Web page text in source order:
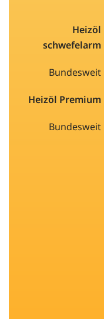
Heizöl
schwefelarm
Bundesweit
Heizöl Premium
Bundesweit